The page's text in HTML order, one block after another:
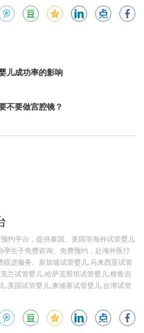
儿成功率的影响
不要做宫腔镜？
约平台，提供泰国、美国等海外试管婴儿
孕生子免费咨询、免费预约，赴海外医疗
进服务。新加坡试管婴儿,马来西亚试管
兰试管婴儿,哈萨克斯坦试管婴儿,格鲁吉
,美国试管婴儿,柬埔寨试管婴儿,台湾试管